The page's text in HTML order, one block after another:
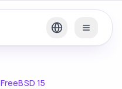
FreeBSD 15